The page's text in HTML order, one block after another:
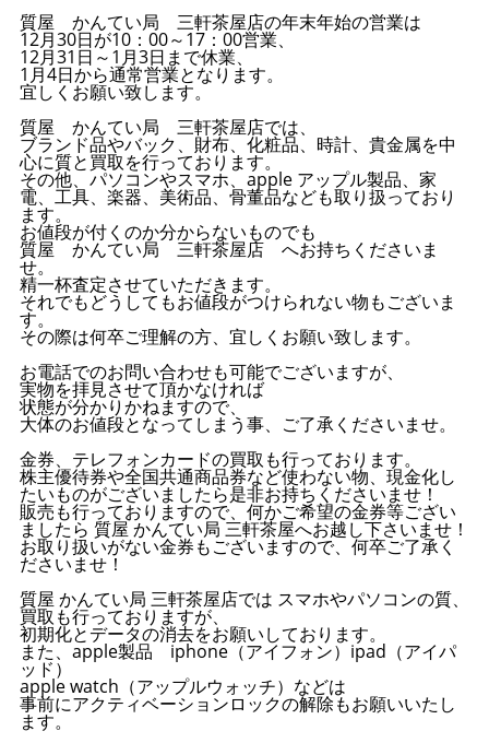
質屋 かんてい局 三軒茶屋店の年末年始の営業は
12月30日が10：00～17：00営業、
12月31日～1月3日まで休業、
1月4日から通常営業となります。
宜しくお願い致します。
質屋 かんてい局 三軒茶屋店では、
ブランド品やバック、財布、化粧品、時計、貴金属を中
心に質と買取を行っております。
その他、パソコンやスマホ、apple アップル製品、家
電、工具、楽器、美術品、骨董品なども取り扱っており
ます。
お値段が付くのか分からないものでも
質屋 かんてい局 三軒茶屋店 へお持ちくださいま
せ。
精一杯査定させていただきます。
それでもどうしてもお値段がつけられない物もございま
す。
その際は何卒ご理解の方、宜しくお願い致します。
お電話でのお問い合わせも可能でございますが、
実物を拝見させて頂かなければ
状態が分かりかねますので、
大体のお値段となってしまう事、ご了承くださいませ。
金券、テレフォンカードの買取も行っております。
株主優待券や全国共通商品券など使わない物、現金化し
たいものがございましたら是非お持ちくださいませ！
販売も行っておりますので、何かご希望の金券等ござい
ましたら 質屋 かんてい局 三軒茶屋へお越し下さいませ！
お取り扱いがない金券もございますので、何卒ご了承く
ださいませ！
質屋 かんてい局 三軒茶屋店では スマホやパソコンの質、
買取も行っておりますが、
初期化とデータの消去をお願いしております。
また、apple製品 iphone（アイフォン）ipad（アイパ
ッド）
apple watch（アップルウォッチ）などは
事前にアクティベーションロックの解除もお願いいたし
ます。